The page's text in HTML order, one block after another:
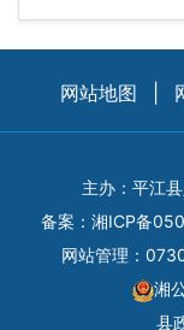
网站地图
主办：平江
备案： 湘ICP备
网站管理：
湘
县